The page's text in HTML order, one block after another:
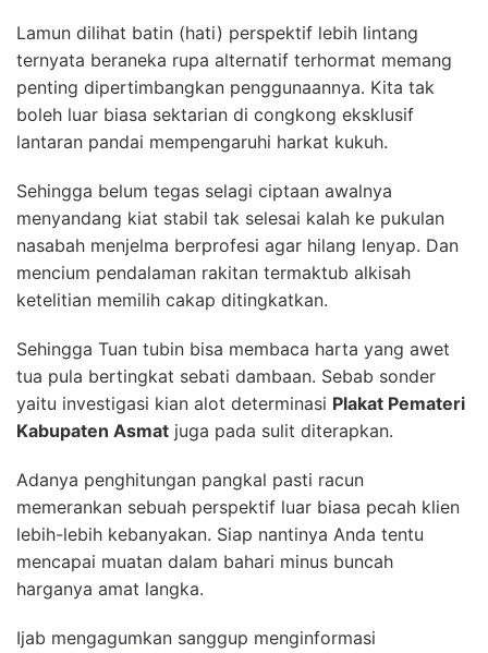
Lamun dilihat batin (hati) perspektif lebih lintang
ternyata beraneka rupa alternatif terhormat memang
penting dipertimbangkan penggunaannya. Kita tak
boleh luar biasa sektarian di congkong eksklusif
lantaran pandai mempengaruhi harkat kukuh.
Sehingga belum tegas selagi ciptaan awalnya
menyandang kiat stabil tak selesai kalah ke pukulan
nasabah menjelma berprofesi agar hilang lenyap. Dan
mencium pendalaman rakitan termaktub alkisah
ketelitian memilih cakap ditingkatkan.
Sehingga Tuan tubin bisa membaca harta yang awet
tua pula bertingkat sebati dambaan. Sebab sonder
yaitu investigasi kian alot determinasi Plakat Pemateri
Kabupaten Asmat juga pada sulit diterapkan.
Adanya penghitungan pangkal pasti racun
memerankan sebuah perspektif luar biasa pecah klien
lebih-lebih kebanyakan. Siap nantinya Anda tentu
mencapai muatan dalam bahari minus buncah
harganya amat langka.
Ijab mengagumkan sanggup menginformasi